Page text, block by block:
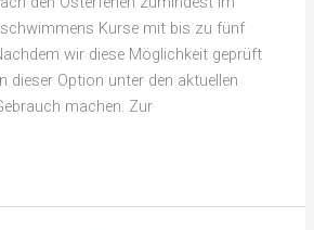
Kurse mit bis zu fünf
wir diese Möglichkeit geprüft
dieser Option unter den aktuellen
machen. Zur